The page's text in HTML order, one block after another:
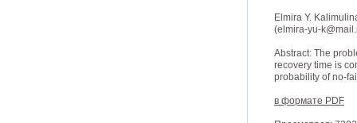
Elmira Y.
(elmira-yu-
Abstract: The
recovery time is
probability of no-
в формате PDF